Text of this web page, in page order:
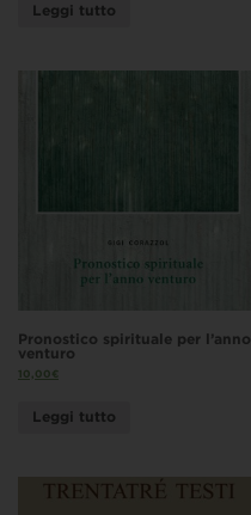
Leggi tutto
Pronostico spirituale per l’anno
venturo
10,00€
Leggi tutto